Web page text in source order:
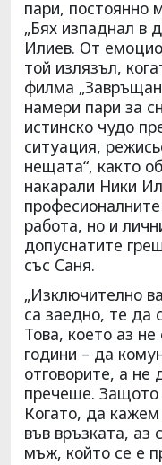
пари, постоянно
„Бях изпаднал в
Илиев. От
той излязъл,
филма
намери пари за
истинско чудо
ситуация,
нещата“, както
накарали Ники
работа, но и
допуснатите
със Саня.
„Изключително
са заедно, те да
Това, което аз
години – да
отговорите, а не
пречеше. Защото
Когато, да
във връзката, аз
мъж, който се е